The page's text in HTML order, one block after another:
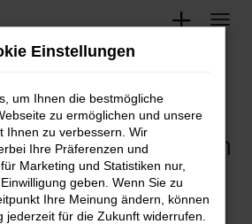
Seat Baden-Baden, Seat Leon
Baden-Baden
Baden, Seat Leon
Lieferservice
Baden
Einstellungen
um Ihnen die bestmögliche
zu ermöglichen und unsere
Ihnen zu verbessern. Wir
Ihre Präferenzen und
Marketing und Statistiken nur,
geben. Wenn Sie zu
Ihre Meinung ändern, können
jederzeit für die Zukunft widerrufen.